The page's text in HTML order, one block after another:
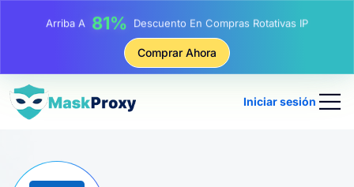
Arriba A 17%De Descuento Adicional En Recargas
25% Descuento En Compras Estáticas IP
Comprar Ahora
Iniciar sesión